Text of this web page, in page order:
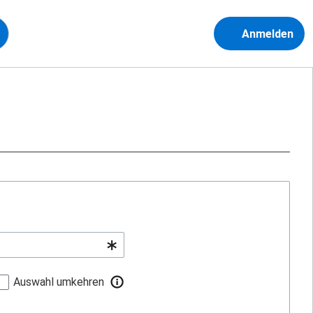
Anmelden
Auswahl umkehren